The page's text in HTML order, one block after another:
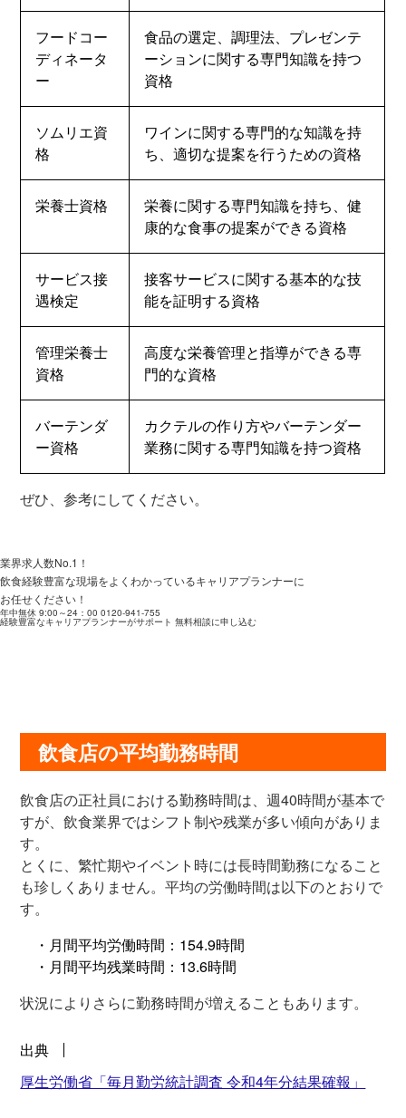
フードコー
ディネータ
ー
食品の選定、調理法、プレゼンテ
ーションに関する専門知識を持つ
資格
ソムリエ資
格
ワインに関する専門的な知識を持
ち、適切な提案を行うための資格
栄養士資格
栄養に関する専門知識を持ち、健
康的な食事の提案ができる資格
サービス接
遇検定
接客サービスに関する基本的な技
能を証明する資格
管理栄養士
資格
高度な栄養管理と指導ができる専
門的な資格
バーテンダ
ー資格
カクテルの作り方やバーテンダー
業務に関する専門知識を持つ資格
ぜひ、参考にしてください。
業界求人数No.1！
飲食経験豊富な現場をよくわかっているキャリアプランナーに
お任せください！
年中無休 9:00～24：00 0120-941-755
経験豊富なキャリアプランナーがサポート 無料相談に申し込む
飲食店の平均勤務時間
飲食店の正社員における勤務時間は、週40時間が基本で
すが、飲食業界ではシフト制や残業が多い傾向がありま
す。
とくに、繁忙期やイベント時には長時間勤務になること
も珍しくありません。平均の労働時間は以下のとおりで
す。
・月間平均労働時間：154.9時間
・月間平均残業時間：13.6時間
状況によりさらに勤務時間が増えることもあります。
出典
厚生労働省「毎月勤労統計調査 令和4年分結果確報」